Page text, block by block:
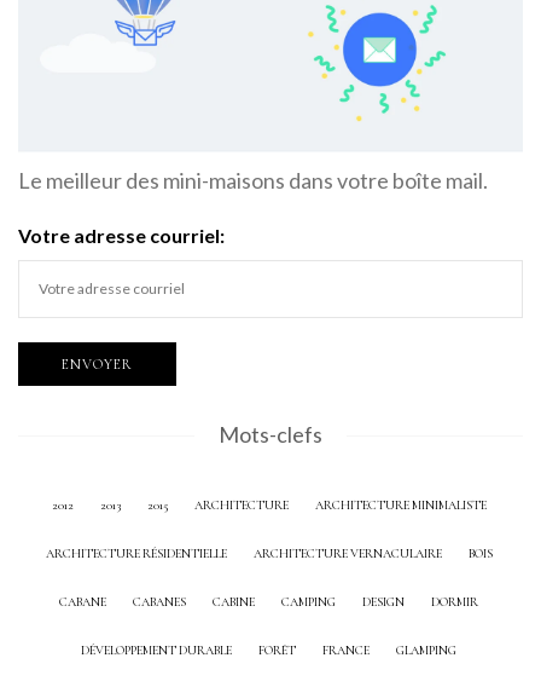
Le meilleur des mini-maisons dans votre boîte mail.
Votre adresse courriel:
Mots-clefs
2012 2013 2015 ARCHITECTURE ARCHITECTURE MINIMALISTE
ARCHITECTURE RÉSIDENTIELLE ARCHITECTURE VERNACULAIRE BOIS
CABANE CABANES CABINE CAMPING DESIGN DORMIR
DÉVELOPPEMENT DURABLE FORÊT FRANCE GLAMPING